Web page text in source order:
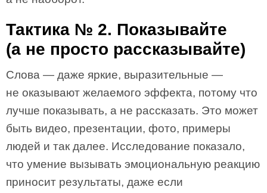
Тактика № 2. Показывайте
(а не просто рассказывайте)
Слова — даже яркие, выразительные —
не оказывают желаемого эффекта, потому что
лучше показывать, а не рассказать. Это может
быть видео, презентации, фото, примеры
людей и так далее. Исследование показало,
что умение вызывать эмоциональную реакцию
приносит результаты, даже если